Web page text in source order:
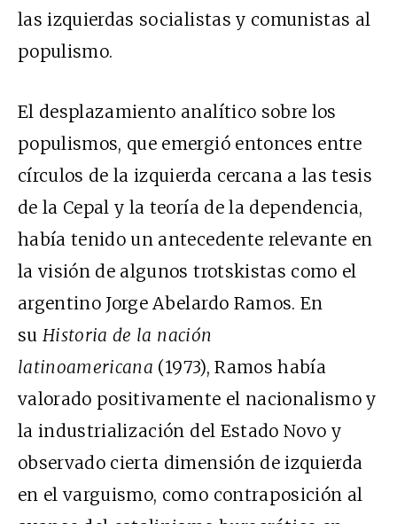
las izquierdas socialistas y comunistas al
populismo.
El desplazamiento analítico sobre los
populismos, que emergió entonces entre
círculos de la izquierda cercana a las tesis
de la Cepal y la teoría de la dependencia,
había tenido un antecedente relevante en
la visión de algunos trotskistas como el
argentino Jorge Abelardo Ramos. En
suHistoria de la nación
latinoamericana (1973), Ramos había
valorado positivamente el nacionalismo y
la industrialización del Estado Novo y
observado cierta dimensión de izquierda
en el varguismo, como contraposición al